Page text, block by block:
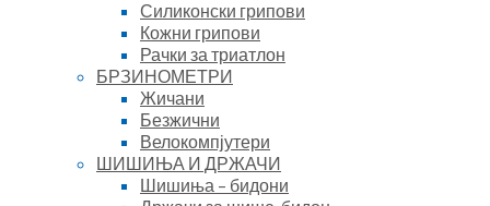
Силиконски грипови
Кожни грипови
Рачки за триатлон
БРЗИНОМЕТРИ
Жичани
Безжични
Велокомпјутери
ШИШИЊА И ДРЖАЧИ
Шишиња – бидони